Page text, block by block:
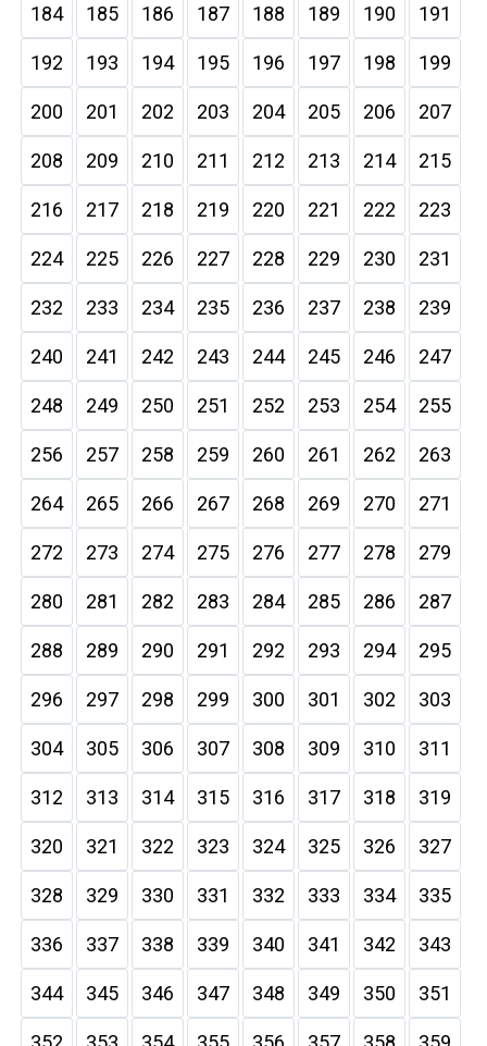
184 185 186 187 188 189 190 191
192 193 194 195 196 197 198 199
200 201 202 203 204 205 206 207
208 209 210 211 212 213 214 215
216 217 218 219 220 221 222 223
224 225 226 227 228 229 230 231
232 233 234 235 236 237 238 239
240 241 242 243 244 245 246 247
248 249 250 251 252 253 254 255
256 257 258 259 260 261 262 263
264 265 266 267 268 269 270 271
272 273 274 275 276 277 278 279
280 281 282 283 284 285 286 287
288 289 290 291 292 293 294 295
296 297 298 299 300 301 302 303
304 305 306 307 308 309 310 311
312 313 314 315 316 317 318 319
320 321 322 323 324 325 326 327
328 329 330 331 332 333 334 335
336 337 338 339 340 341 342 343
344 345 346 347 348 349 350 351